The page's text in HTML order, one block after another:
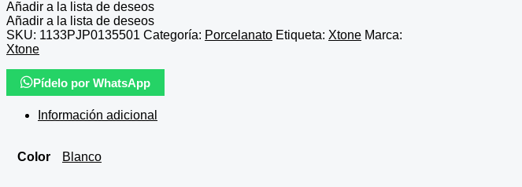
Añadir a la lista de deseos
Añadir a la lista de deseos
SKU: 1133PJP0135501 Categoría: Porcelanato Etiqueta: Xtone Marca:
Xtone
Pídelo por WhatsApp
Información adicional
Color Blanco